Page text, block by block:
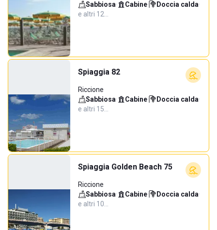
Sabbiosa· Cabine· Doccia calda·
e altri 12…
Spiaggia 82
Riccione
Sabbiosa· Cabine· Doccia calda·
e altri 15…
Spiaggia Golden Beach 75
Riccione
Sabbiosa· Cabine· Doccia calda·
e altri 10…